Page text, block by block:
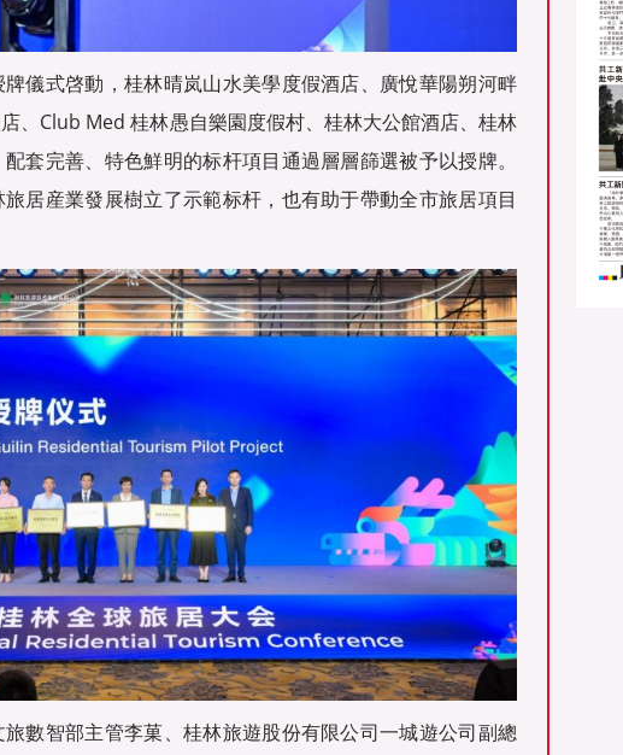
儀式啓動，桂林晴岚山水美學度假酒店、廣悅華陽朔河畔
、Club Med 桂林愚自樂園度假村、桂林大公館酒店、桂林
套完善、特色鮮明的标杆項目通過層層篩選被予以授牌。
居産業發展樹立了示範标杆，也有助于帶動全市旅居項目
數智部主管李菓、桂林旅遊股份有限公司一城遊公司副總